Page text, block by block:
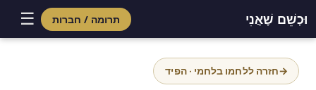
וּכְשֵׁם שֶׁאֲנִי תרומה / חברות ☰
→חזרה ללחמו בלחמי · הפיד